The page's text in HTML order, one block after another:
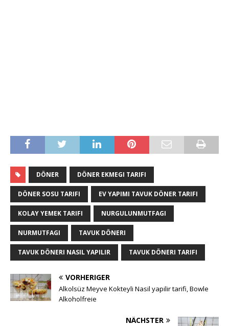
DÖNER DÖNER EKMEGI TARIFI
DÖNER SOSU TARIFI EV YAPIMI TAVUK DÖNER TARIFI
KOLAY YEMEK TARIFI NURGULUNMUTFAGI
NURMUTFAGI TAVUK DÖNERI
TAVUK DÖNERI NASIL YAPILIR TAVUK DÖNERI TARIFI
VORHERIGER
Alkolsüz Meyve Kokteyli Nasil yapilir tarifi, Bowle
Alkoholfreie
NÄCHSTER